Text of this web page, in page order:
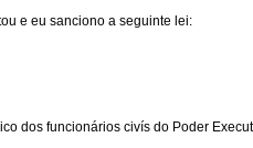
e eu sanciono a seguinte lei:
dos funcionários civís do Poder